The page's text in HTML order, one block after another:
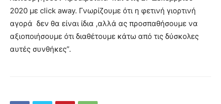
2020 με click away. Γνωρίζουμε ότι η φετινή γιορτινή
αγορά δεν θα είναι ίδια ,αλλά ας προσπαθήσουμε να
αξιοποιήσουμε ότι διαθέτουμε κάτω από τις δύσκολες
αυτές συνθήκες”.